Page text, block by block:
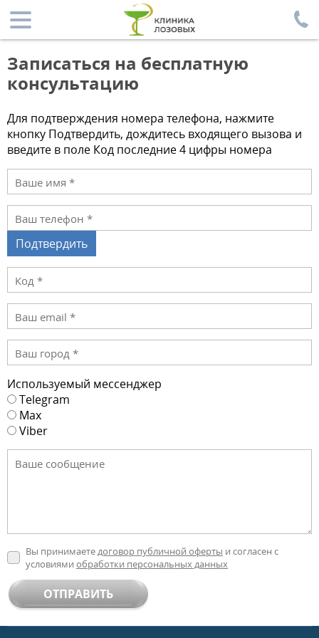
Записаться на бесплатную
консультацию
Для подтверждения номера телефона, нажмите
кнопку Подтвердить, дождитесь входящего вызова и
введите в поле Код последние 4 цифры номера
Подтвердить
Используемый мессенджер
Telegram
Max
Viber
Вы принимаетедоговор публичной оферты и согласен с
условиями обработки персональных данных
ОТПРАВИТЬ